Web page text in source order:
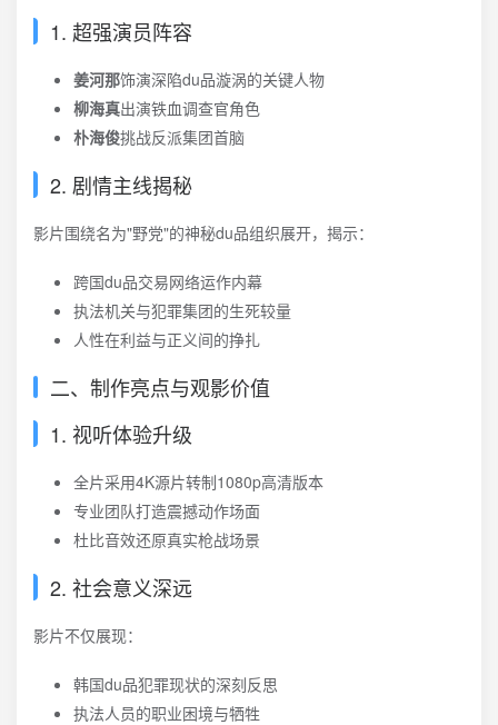
1. 超强演员阵容
姜河那饰演深陷du品漩涡的关键人物
柳海真出演铁血调查官角色
朴海俊挑战反派集团首脑
2. 剧情主线揭秘
影片围绕名为"野党"的神秘du品组织展开，揭示：
跨国du品交易网络运作内幕
执法机关与犯罪集团的生死较量
人性在利益与正义间的挣扎
二、制作亮点与观影价值
1. 视听体验升级
全片采用4K源片转制1080p高清版本
专业团队打造震撼动作场面
杜比音效还原真实枪战场景
2. 社会意义深远
影片不仅展现：
韩国du品犯罪现状的深刻反思
执法人员的职业困境与牺牲